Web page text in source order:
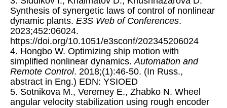
Synthesis of synergetic laws of control of nonlinear
dynamic plants. E3S Web of Conferences.
2023;452:06024.
https://doi.org/10.1051/e3sconf/202345206024
4. Hongbo W. Optimizing ship motion with
simplified nonlinear dynamics.Automation and
Remote Control. 2018;(1):46-50. (In Russ.,
abstract in Eng.) EDN: YSIOED
5. Sotnikova M., Veremey E., Zhabko N. Wheel
angular velocity stabilization using rough encoder